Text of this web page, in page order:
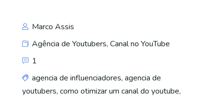
Marco Assis
Agência de Youtubers, Canal no YouTube
1
agencia de influenciadores, agencia de
youtubers, como otimizar um canal do youtube,